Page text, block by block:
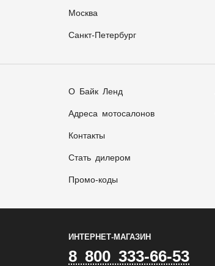
Москва
Санкт-Петербург
О Байк Ленд
Адреса мотосалонов
Контакты
Стать дилером
Промо-коды
ИНТЕРНЕТ-МАГАЗИН
8 800 333-66-53